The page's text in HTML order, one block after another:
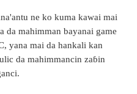
ne ko kuma kawai mai
da mahimman bayanai game
yana mai da hankali kan
da mahimmancin zaɓin